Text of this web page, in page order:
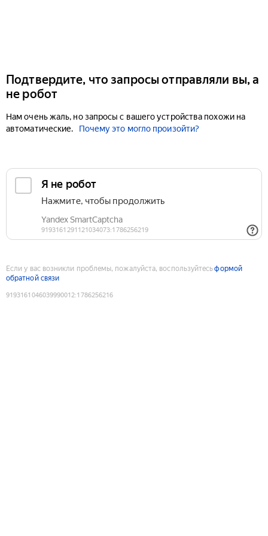
Подтвердите, что запросы отправляли вы, а
не робот
Нам очень жаль, но запросы с вашего устройства похожи на
автоматические.
Почему это могло произойти?
Если у вас возникли проблемы, пожалуйста, воспользуйтесьформой
обратной связи
9193161046039990012:1786256216